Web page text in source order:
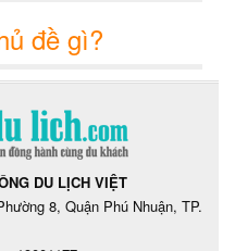
đề gì?
DU LỊCH VIỆT
8, Quận Phú Nhuận, TP.